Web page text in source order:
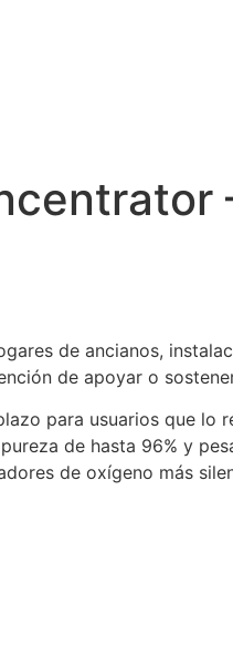
de ancianos,
de apoyar o
para usuarios que lo
de hasta 96% y
de oxígeno más